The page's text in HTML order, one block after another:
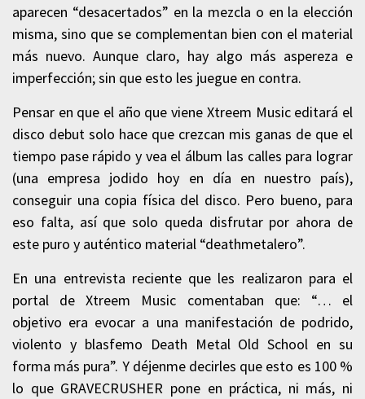
aparecen “desacertados” en la mezcla o en la elección
misma, sino que se complementan bien con el material
más nuevo. Aunque claro, hay algo más aspereza e
imperfección; sin que esto les juegue en contra.
Pensar en que el año que viene Xtreem Music editará el
disco debut solo hace que crezcan mis ganas de que el
tiempo pase rápido y vea el álbum las calles para lograr
(una empresa jodido hoy en día en nuestro país),
conseguir una copia física del disco. Pero bueno, para
eso falta, así que solo queda disfrutar por ahora de
este puro y auténtico material “deathmetalero”.
En una entrevista reciente que les realizaron para el
portal de Xtreem Music comentaban que: “… el
objetivo era evocar a una manifestación de podrido,
violento y blasfemo Death Metal Old School en su
forma más pura”. Y déjenme decirles que esto es 100 %
lo que GRAVECRUSHER pone en práctica, ni más, ni